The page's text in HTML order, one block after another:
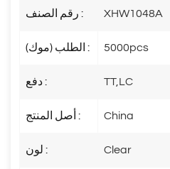
رقم الصنف : XHW1048A
الطلب (موك) : 5000pcs
دفع : TT,LC
أصل المنتج : China
لون : Clear